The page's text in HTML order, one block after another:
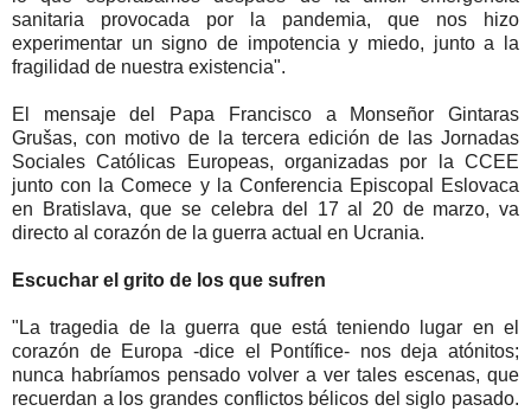
sanitaria provocada por la pandemia, que nos hizo
experimentar un signo de impotencia y miedo, junto a la
fragilidad de nuestra existencia".
El mensaje del Papa Francisco a Monseñor Gintaras
Grušas, con motivo de la tercera edición de las Jornadas
Sociales Católicas Europeas, organizadas por la CCEE
junto con la Comece y la Conferencia Episcopal Eslovaca
en Bratislava, que se celebra del 17 al 20 de marzo, va
directo al corazón de la guerra actual en Ucrania.
Escuchar el grito de los que sufren
"La tragedia de la guerra que está teniendo lugar en el
corazón de Europa -dice el Pontífice- nos deja atónitos;
nunca habríamos pensado volver a ver tales escenas, que
recuerdan a los grandes conflictos bélicos del siglo pasado.